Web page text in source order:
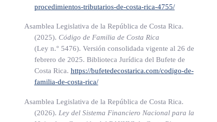
en ese lugar donde se realizan obras o proyectos de
Cuando una persona actúe en Costa Rica por cuenta de una
empresa no domiciliada, salvo si esta persona fuera un agente
independiente, se considerará que esa empresa tiene un
establecimiento permanente en Costa Rica respecto de las
actividades que dicha persona realice para la empresa, si esa
persona:
procedimientos-tributarios-de-costa-rica-4755/
Asamblea Legislativa de la República de Costa Rica.
(2025). Código de Familia de Costa Rica
(Ley n.° 5476). Versión consolidada vigente al 26 de
febrero de 2025. Biblioteca Jurídica del Bufete de
Costa Rica. https://bufetedecostarica.com/codigo-de-
familia-de-costa-rica/
Asamblea Legislativa de la República de Costa Rica.
(2026). Ley del Sistema Financiero Nacional para la